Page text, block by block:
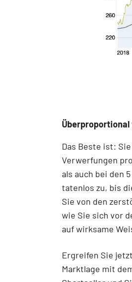
Das Beste ist:
Verwerfungen
als auch bei den
tatenlos zu, bis
Sie von den
wie Sie sich vor
auf wirksame
Ergreifen Sie
Marktlage mit